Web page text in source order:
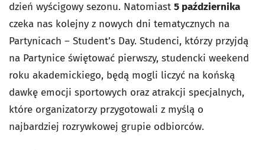
dzień wyścigowy sezonu. Natomiast 5 października
czeka nas kolejny z nowych dni tematycznych na
Partynicach – Student’s Day. Studenci, którzy przyjdą
na Partynice świętować pierwszy, studencki weekend
roku akademickiego, będą mogli liczyć na końską
dawkę emocji sportowych oraz atrakcji specjalnych,
które organizatorzy przygotowali z myślą o
najbardziej rozrywkowej grupie odbiorców.